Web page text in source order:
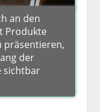
an den
Produkte
präsentieren,
der
sichtbar